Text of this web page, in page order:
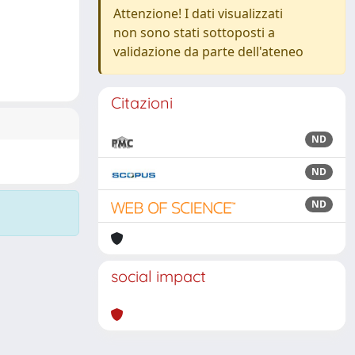
Attenzione! I dati visualizzati
non sono stati sottoposti a
validazione da parte dell'ateneo
Citazioni
ND
ND
ND
social impact